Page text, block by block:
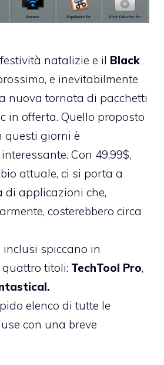
natalizie e il Black
e inevitabilmente
nuova tornata di pacchetti
in offerta. Quello proposto
questi giorni è
Con 49,99$,
attuale, ci si porta a
di applicazioni che,
costerebbero circa
spiccano in
titoli: TechTool Pro,
elenco di tutte le
con una breve